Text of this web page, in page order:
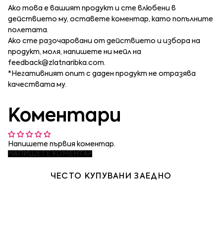
Ако това е вашият продукт и сте влюбени в
действието му, оставете коментар, като попълните
полетата.
Ако сте разочаровани от действието и избора на
продукт, моля, напишете ни мейл на
feedback@zlatnaribka.com.
*Негативният опит с даден продукт не отразява
качествата му.
Коментари
Напишете първия коментар.
НАПИШЕТЕ КОМЕНТАР
ЧЕСТО КУПУВАНИ ЗАЕДНО